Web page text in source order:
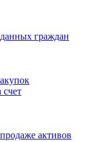
граждан
активов